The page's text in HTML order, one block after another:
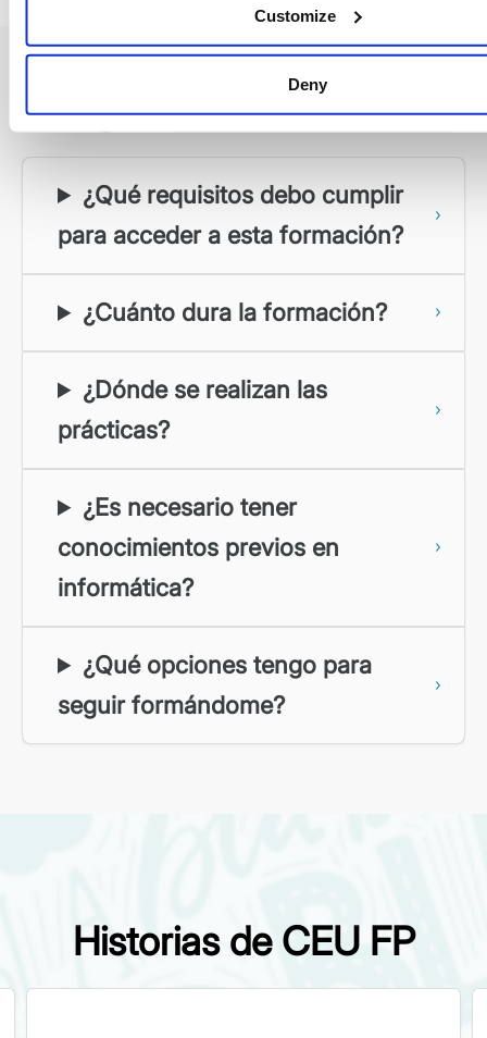
Customize
Deny
Preguntas frecuentes
¿Qué requisitos debo cumplir
para acceder a esta formación?
¿Cuánto dura la formación?
¿Dónde se realizan las
prácticas?
¿Es necesario tener
conocimientos previos en
informática?
¿Qué opciones tengo para
seguir formándome?
Historias de CEU FP